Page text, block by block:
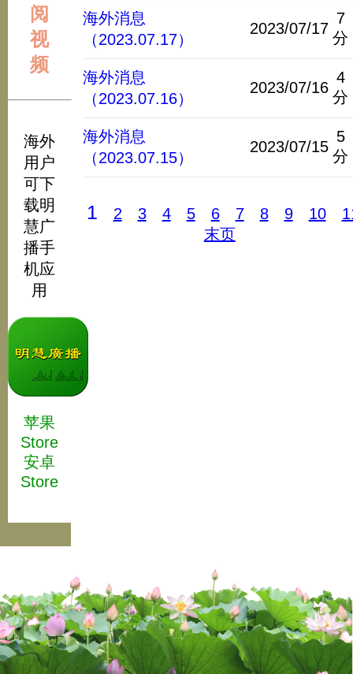
阅
视
频
海外
用户
可下
载明
慧广
播手
机应
用
苹果
Store
安卓
Store
海外消息
（2023.07.17）
2023/07/17
7
分
海外消息
（2023.07.16）
2023/07/16
4
分
海外消息
（2023.07.15）
2023/07/15
5
分
1 2 3 4 5 6 7 8 9 10
末页